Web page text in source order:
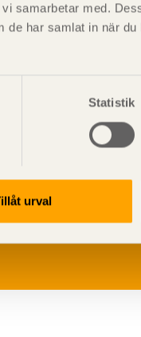
samarbetar med.
har samlat in när
Statistik
urval